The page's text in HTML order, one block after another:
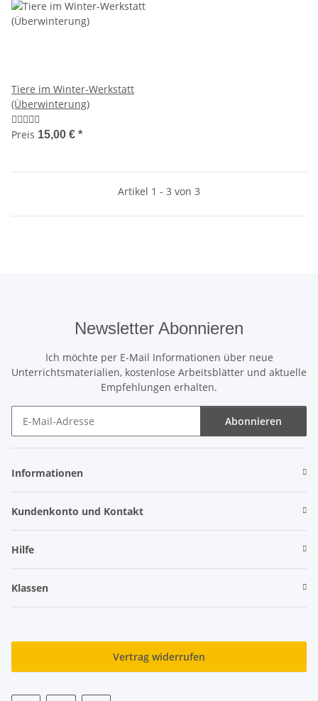
Tiere im Winter-Werkstatt
(Überwinterung)
Preis 15,00 € *
Artikel 1 - 3 von 3
Newsletter Abonnieren
Ich möchte per E-Mail Informationen über neue
Unterrichtsmaterialien, kostenlose Arbeitsblätter und aktuelle
Empfehlungen erhalten.
Abonnieren
Informationen
Kundenkonto und Kontakt
Hilfe
Klassen
Vertrag widerrufen